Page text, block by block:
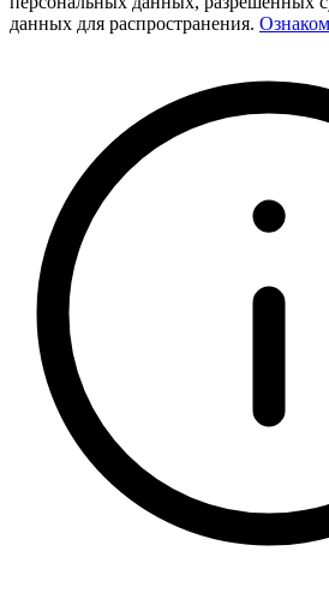
данных для распространения.